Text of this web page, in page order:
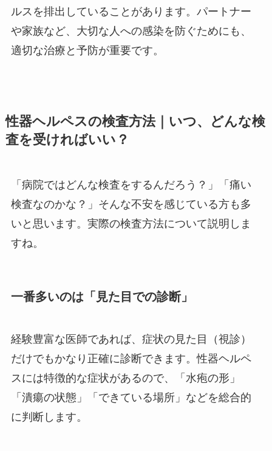
ルスを排出していることがあります。パートナー
や家族など、大切な人への感染を防ぐためにも、
適切な治療と予防が重要です。
性器ヘルペスの検査方法｜いつ、どんな検
査を受ければいい？
「病院ではどんな検査をするんだろう？」「痛い
検査なのかな？」そんな不安を感じている方も多
いと思います。実際の検査方法について説明しま
すね。
一番多いのは「見た目での診断」
経験豊富な医師であれば、症状の見た目（視診）
だけでもかなり正確に診断できます。性器ヘルペ
スには特徴的な症状があるので、「水疱の形」
「潰瘍の状態」「できている場所」などを総合的
に判断します。